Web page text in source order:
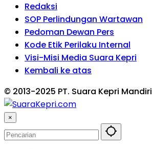
Redaksi
SOP Perlindungan Wartawan
Pedoman Dewan Pers
Kode Etik Perilaku Internal
Visi-Misi Media Suara Kepri
Kembali ke atas
© 2013-2025 PT. Suara Kepri Mandiri
×